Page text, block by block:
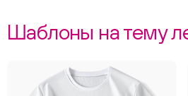
Шаблоны на тему